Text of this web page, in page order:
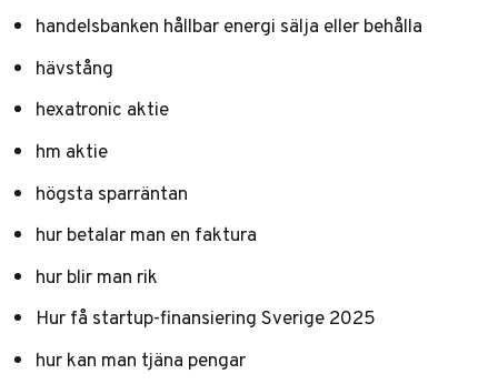
handelsbanken hållbar energi sälja eller behålla
hävstång
hexatronic aktie
hm aktie
högsta sparräntan
hur betalar man en faktura
hur blir man rik
Hur få startup-finansiering Sverige 2025
hur kan man tjäna pengar